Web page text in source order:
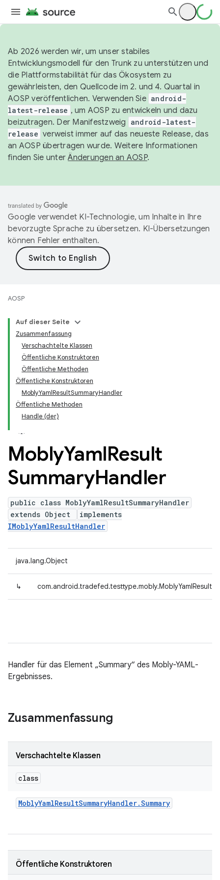
Ab 2026 werden wir, um unser stabiles
Entwicklungsmodell für den Trunk zu unterstützen und
die Plattformstabilität für das Ökosystem zu
gewährleisten, den Quellcode im 2. und 4. Quartal in
AOSP veröffentlichen. Verwenden Sie android-
latest-release , um AOSP zu entwickeln und dazu
beizutragen. Der Manifestzweig
android-latest-
release verweist immer auf das neueste Release, das
an AOSP übertragen wurde. Weitere Informationen
finden Sie unterÄnderungen an AOSP.
Google verwendet KI-Technologie, um Inhalte in Ihre
bevorzugte Sprache zu übersetzen. KI-Übersetzungen
können Fehler enthalten.
AOSP
Auf dieser Seite
Zusammenfassung
Verschachtelte Klassen
Öffentliche Konstruktoren
Öffentliche Methoden
Öffentliche Konstruktoren
MoblyYamlResultSummaryHandler
Öffentliche Methoden
Handle (der)
MoblyYamlResult
SummaryHandler
public class MoblyYamlResultSummaryHandler
extends Object
implements
IMoblyYamlResultHandler
java.lang.Object
↳
Handler für das Element „Summary“ des Mobly-YAML-
Ergebnisses.
Zusammenfassung
Verschachtelte Klassen
class
MoblyYamlResultSummaryHandler.Summary
Öffentliche Konstruktoren